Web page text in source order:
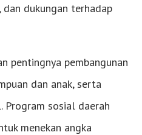
dukungan terhadap
pentingnya pembangunan
dan anak, serta
Program sosial daerah
menekan angka